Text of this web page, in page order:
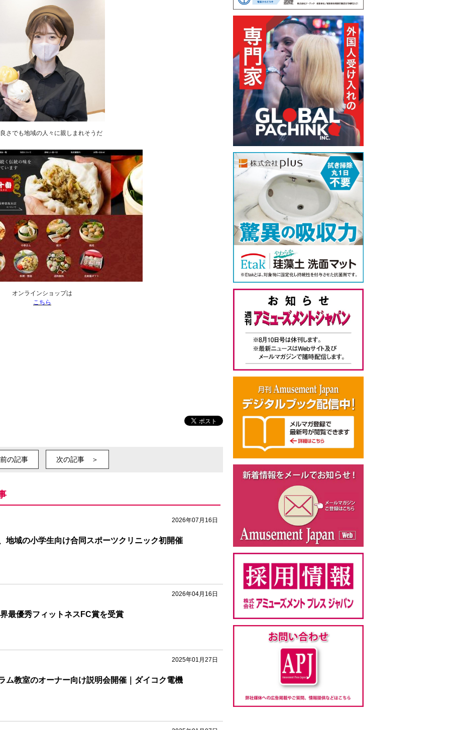
さでも地域の人々に親しまれそうだ
オンラインショップは
こちら
の記事 次の記事 ＞
2026年07月16日
地域の小学生向け合同スポーツクリニック初開催
2026年04月16日
最優秀フィットネスFC賞を受賞
2025年01月27日
ム教室のオーナー向け説明会開催｜ダイコク電機